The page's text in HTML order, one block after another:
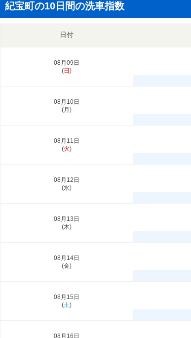
紀宝町の10日間の洗車指数
日付
08月09日
(日 )
08月10日
(月 )
08月11日
(火)
08月12日
(水)
08月13日
(木)
08月14日
(金)
08月15日
(土)
08月16日